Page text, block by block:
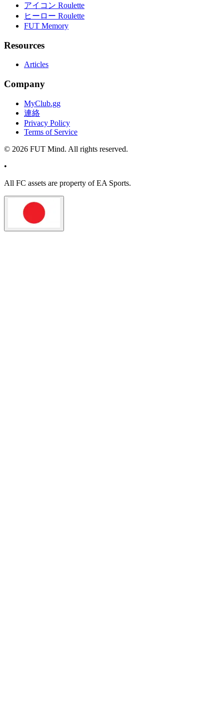
アイコン Roulette
ヒーロー Roulette
FUT Memory
Resources
Articles
Company
MyClub.gg
連絡
Privacy Policy
Terms of Service
© 2026 FUT Mind. All rights reserved.
•
All FC assets are property of EA Sports.